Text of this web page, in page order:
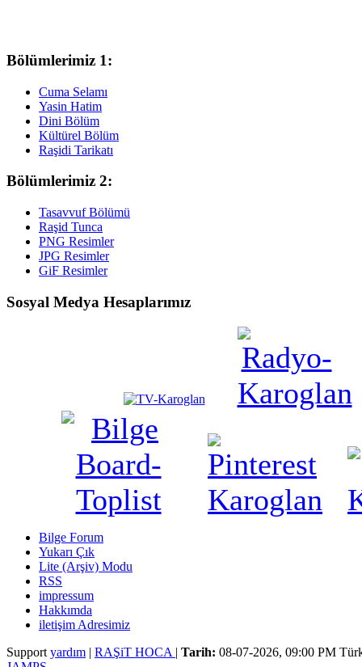
Bölümlerimiz 1:
Cuma Selamı
Yasin Hatim
Dini Bölüm
Kültürel Bölüm
Raşidi Tarikatı
Bölümlerimiz 2:
Tasavvuf Bölümü
Raşid Tunca
PNG Resimler
JPG Resimler
GiF Resimler
Sosyal Medya Hesaplarımız
Bilge Forum
Yukarı Çık
Lite (Arşiv) Modu
RSS
impressum
Hakkımda
iletişim Adresimiz
Support yardım | RAŞiT HOCA | Tarih: 08-07-2026, 09:00 PM